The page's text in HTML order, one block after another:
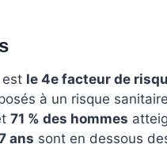
est le 4e facteur de
à un risque
71 % des hommes
ans sont en dessous